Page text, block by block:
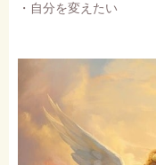
・自分を変えたい